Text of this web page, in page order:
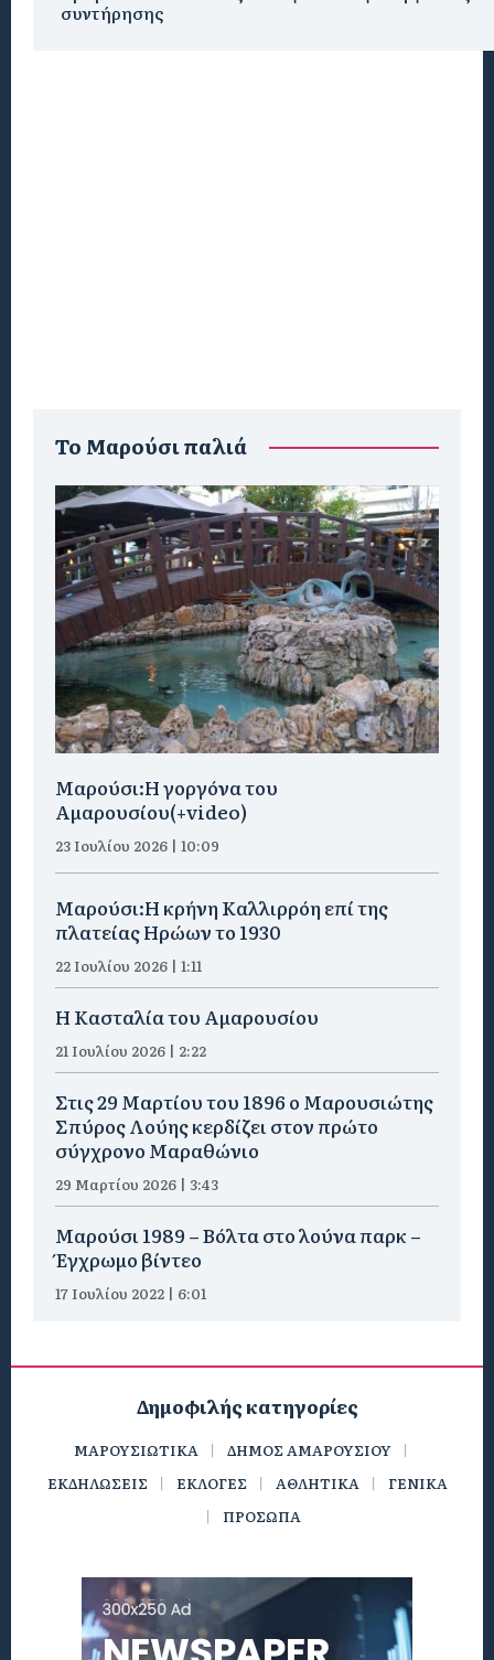
συντήρησης
To Μαρούσι παλιά
Μαρούσι:H γοργόνα του
Αμαρουσίου(+video)
23 Ιουλίου 2026 | 10:09
Μαρούσι:Η κρήνη Καλλιρρόη επί της
πλατείας Ηρώων το 1930
22 Ιουλίου 2026 | 1:11
Η Κασταλία του Αμαρουσίου
21 Ιουλίου 2026 | 2:22
Στις 29 Μαρτίου του 1896 ο Μαρουσιώτης
Σπύρος Λούης κερδίζει στον πρώτο
σύγχρονο Μαραθώνιο
29 Μαρτίου 2026 | 3:43
Μαρούσι 1989 – Βόλτα στο λούνα παρκ –
Έγχρωμο βίντεο
17 Ιουλίου 2022 | 6:01
Δημοφιλής κατηγορίες
ΜΑΡΟΥΣΙΩΤΙΚΑ
ΔΗΜΟΣ ΑΜΑΡΟΥΣΙΟΥ
ΕΚΔΗΛΩΣΕΙΣ
ΕΚΛΟΓΕΣ ΑΘΛΗΤΙΚΑ
ΓΕΝΙΚΑ
ΠΡΟΣΩΠΑ